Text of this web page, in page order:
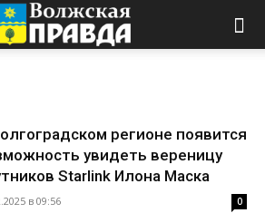
регионе появится
увидеть вереницу
Starlink Илона Маска
в 09:56 0